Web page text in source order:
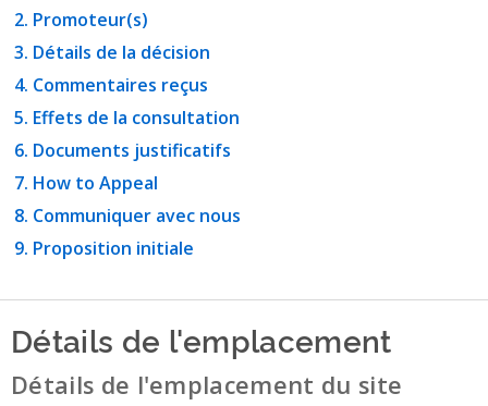
Promoteur(s)
Détails de la décision
Commentaires reçus
Effets de la consultation
Documents justificatifs
How to Appeal
Communiquer avec nous
Proposition initiale
Détails de l'emplacement
Détails de l'emplacement du site